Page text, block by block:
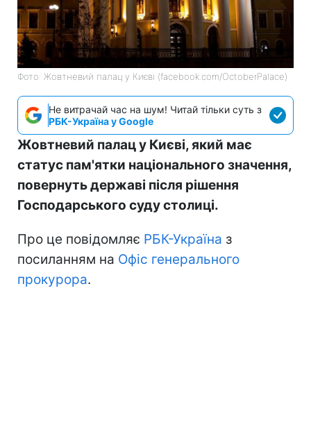
Фото: Жовтневий палац у Києві (facebook.com/OctoberPalace)
Не витрачай час на шум! Читай тільки суть з
РБК-Україна у Google
Жовтневий палац у Києві, який має
статус пам'ятки національного значення,
повернуть державі після рішення
Господарського суду столиці.
Про це повідомляє РБК-Україна з
посиланням на Офіс генерального
прокурора.